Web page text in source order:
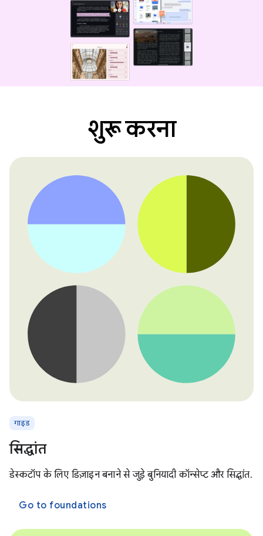
शुरू करना
गाइड
सिद्धांत
डेस्कटॉप के लिए डिज़ाइन बनाने से जुड़े बुनियादी कॉन्सेप्ट और सिद्धांत.
Go to foundations